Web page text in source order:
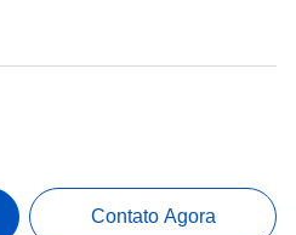
Contato Agora